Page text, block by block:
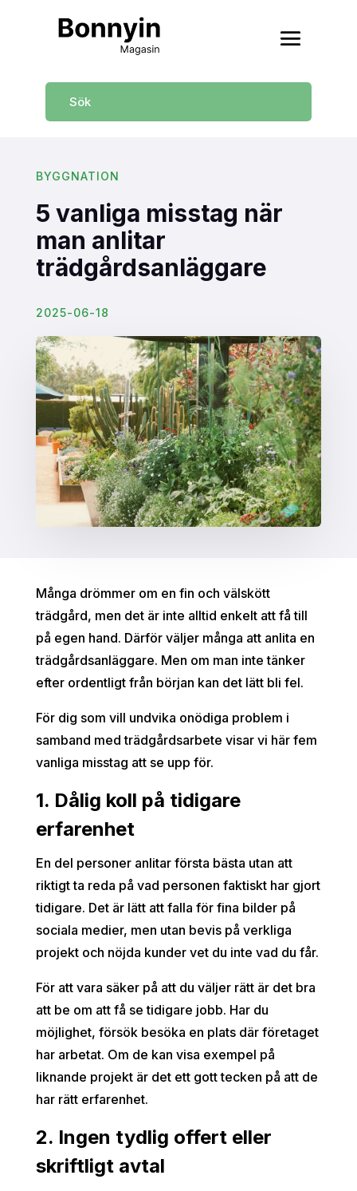
BYGGNATION
5 vanliga misstag när
man anlitar
trädgårdsanläggare
2025-06-18
Många drömmer om en fin och välskött
trädgård, men det är inte alltid enkelt att få till
på egen hand. Därför väljer många att anlita en
trädgårdsanläggare. Men om man inte tänker
efter ordentligt från början kan det lätt bli fel.
För dig som vill undvika onödiga problem i
samband med trädgårdsarbete visar vi här fem
vanliga misstag att se upp för.
1. Dålig koll på tidigare
erfarenhet
En del personer anlitar första bästa utan att
riktigt ta reda på vad personen faktiskt har gjort
tidigare. Det är lätt att falla för fina bilder på
sociala medier, men utan bevis på verkliga
projekt och nöjda kunder vet du inte vad du får.
För att vara säker på att du väljer rätt är det bra
att be om att få se tidigare jobb. Har du
möjlighet, försök besöka en plats där företaget
har arbetat. Om de kan visa exempel på
liknande projekt är det ett gott tecken på att de
har rätt erfarenhet.
2. Ingen tydlig offert eller
skriftligt avtal